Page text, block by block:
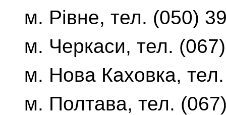
м. Рівне, тел. (050)
м. Черкаси, тел.
м. Нова Каховка,
м. Полтава, тел.